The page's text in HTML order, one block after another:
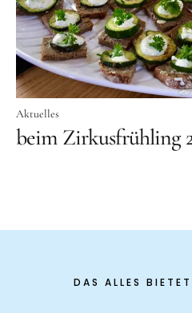
Tipps
Für
Unser Beitrag zum
Projektwoche
Projekttag
Kräuterwanderung
Aktuelles
beim Zirkusfrühling
DAS ALLES